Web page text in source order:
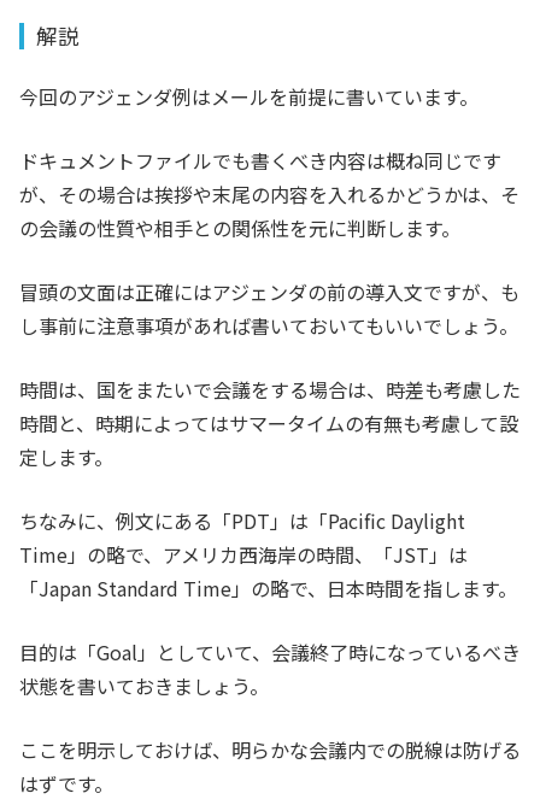
解説
今回のアジェンダ例はメールを前提に書いています。
ドキュメントファイルでも書くべき内容は概ね同じです
が、その場合は挨拶や末尾の内容を入れるかどうかは、そ
の会議の性質や相手との関係性を元に判断します。
冒頭の文面は正確にはアジェンダの前の導入文ですが、も
し事前に注意事項があれば書いておいてもいいでしょう。
時間は、国をまたいで会議をする場合は、時差も考慮した
時間と、時期によってはサマータイムの有無も考慮して設
定します。
ちなみに、例文にある「PDT」は「Pacific Daylight
Time」の略で、アメリカ西海岸の時間、「JST」は
「Japan Standard Time」の略で、日本時間を指します。
目的は「Goal」としていて、会議終了時になっているべき
状態を書いておきましょう。
ここを明示しておけば、明らかな会議内での脱線は防げる
はずです。